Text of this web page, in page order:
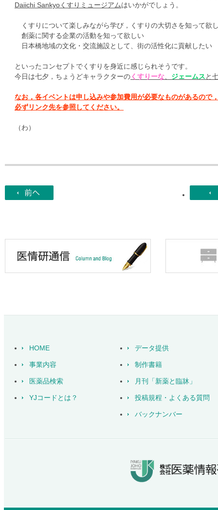
Daiichi Sankyoくすりミュージアムはいかがでしょう。
くすりについて楽しみながら学び，くすりの大切さを知って欲
創薬に関する企業の活動を知って欲しい
日本橋地域の文化・交流施設として、街の活性化に貢献したい
といったコンセプトでくすりを身近に感じられそうです。
今日は七夕，ちょうどキャラクターのくすりーな ジェームスと
なお，各イベントは申し込みや参加費用が必要なものがあるので
必ずリンク先を参照してください。
（わ）
HOME
事業内容
医薬品検索
YJコードとは？
データ提供
制作書籍
月刊「新薬と臨牀」
投稿規程・よくある質問
バックナンバー